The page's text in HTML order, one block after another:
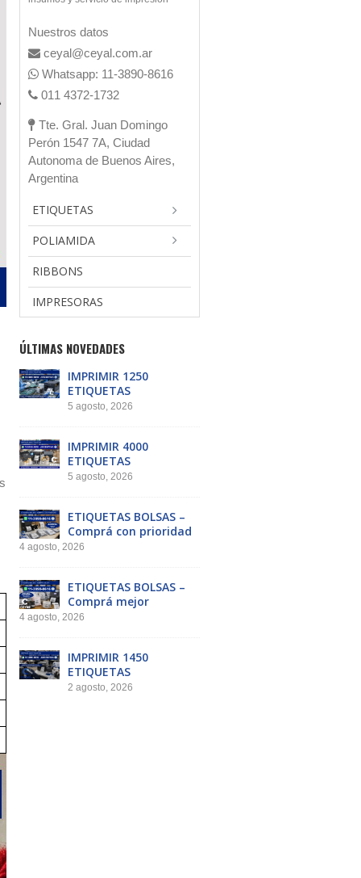
Nuestros datos
ceyal@ceyal.com.ar
Whatsapp: 11-3890-8616
011 4372-1732
Tte. Gral. Juan Domingo
Perón 1547 7A, Ciudad
Autonoma de Buenos Aires,
Argentina
ETIQUETAS
POLIAMIDA
RIBBONS
IMPRESORAS
ÚLTIMAS NOVEDADES
IMPRIMIR 1250
ETIQUETAS
5 agosto, 2026
IMPRIMIR 4000
ETIQUETAS
5 agosto, 2026
ETIQUETAS BOLSAS –
Comprá con prioridad
4 agosto, 2026
ETIQUETAS BOLSAS –
Comprá mejor
4 agosto, 2026
IMPRIMIR 1450
ETIQUETAS
2 agosto, 2026